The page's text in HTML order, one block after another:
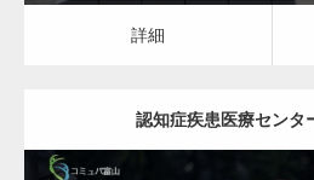
詳細
認知症疾患医療センタ
カスタム投稿タ
一般社団法人高齢